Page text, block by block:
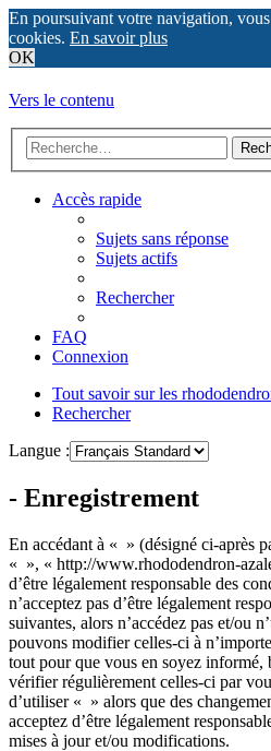
En poursuivant votre navigation,
cookies. En savoir plus
OK
Vers le contenu
Accès rapide
Sujets sans réponse
Sujets actifs
Rechercher
FAQ
Connexion
Tout savoir sur les
Rechercher
Langue :
- Enregistrement
En accédant à « » (désigné ci-après
« », « http://www.rhododendron-
d’être légalement responsable des
n’acceptez pas d’être légalement
suivantes, alors n’accédez pas et/ou
pouvons modifier celles-ci à
tout pour que vous en soyez informé,
vérifier régulièrement celles-ci par
d’utiliser « » alors que des
acceptez d’être légalement
mises à jour et/ou modifications.